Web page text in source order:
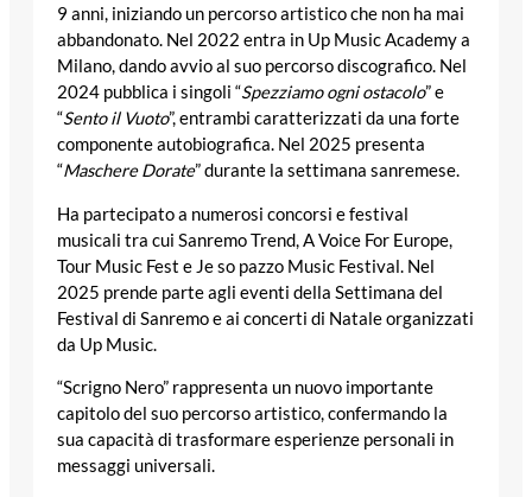
9 anni, iniziando un percorso artistico che non ha mai
abbandonato. Nel 2022 entra in Up Music Academy a
Milano, dando avvio al suo percorso discografico. Nel
2024 pubblica i singoli “Spezziamo ogni ostacolo” e
“Sento il Vuoto”, entrambi caratterizzati da una forte
componente autobiografica. Nel 2025 presenta
“Maschere Dorate” durante la settimana sanremese.
Ha partecipato a numerosi concorsi e festival
musicali tra cui Sanremo Trend, A Voice For Europe,
Tour Music Fest e Je so pazzo Music Festival. Nel
2025 prende parte agli eventi della Settimana del
Festival di Sanremo e ai concerti di Natale organizzati
da Up Music.
“Scrigno Nero” rappresenta un nuovo importante
capitolo del suo percorso artistico, confermando la
sua capacità di trasformare esperienze personali in
messaggi universali.